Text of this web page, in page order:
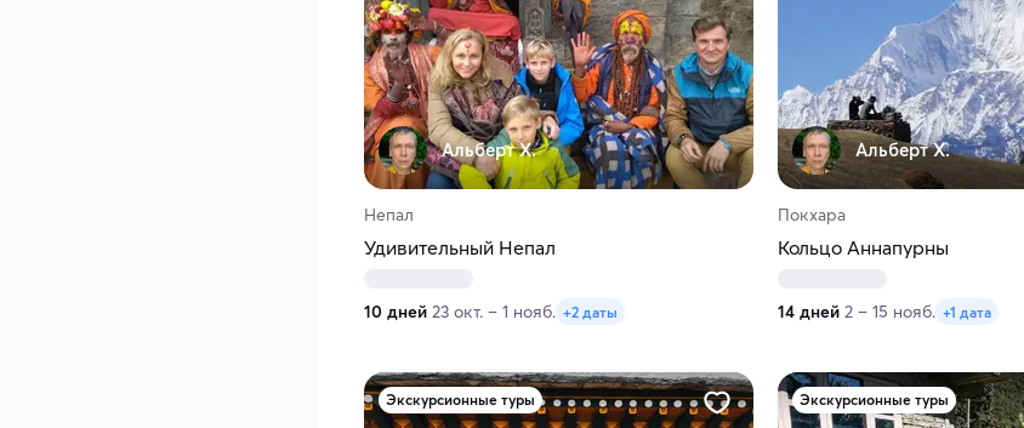
Альберт Х.
Непал
Удивительный Непал
10 дней 23 окт. – 1 нояб. +2 даты
Альберт Х.
Покхара
Кольцо Аннапурны
14 дней 2 – 15 нояб. +1 дата
Экскурсионные туры Экскурсионные туры